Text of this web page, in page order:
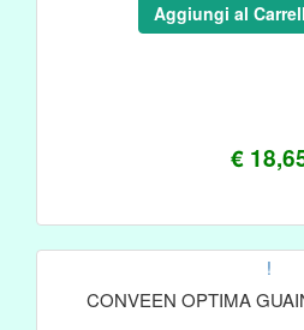
€
Aggiungi al
!
CONVEEN OPTIMA